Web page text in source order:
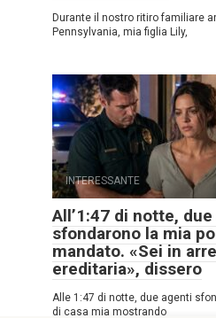
Durante il nostro ritiro familiare
Pennsylvania, mia figlia Lily,
INTERESSANTE
All’1:47 di notte,
sfondarono la mia
mandato. «Sei in
ereditaria», dissero
Alle 1:47 di notte, due agenti
di casa mia mostrando